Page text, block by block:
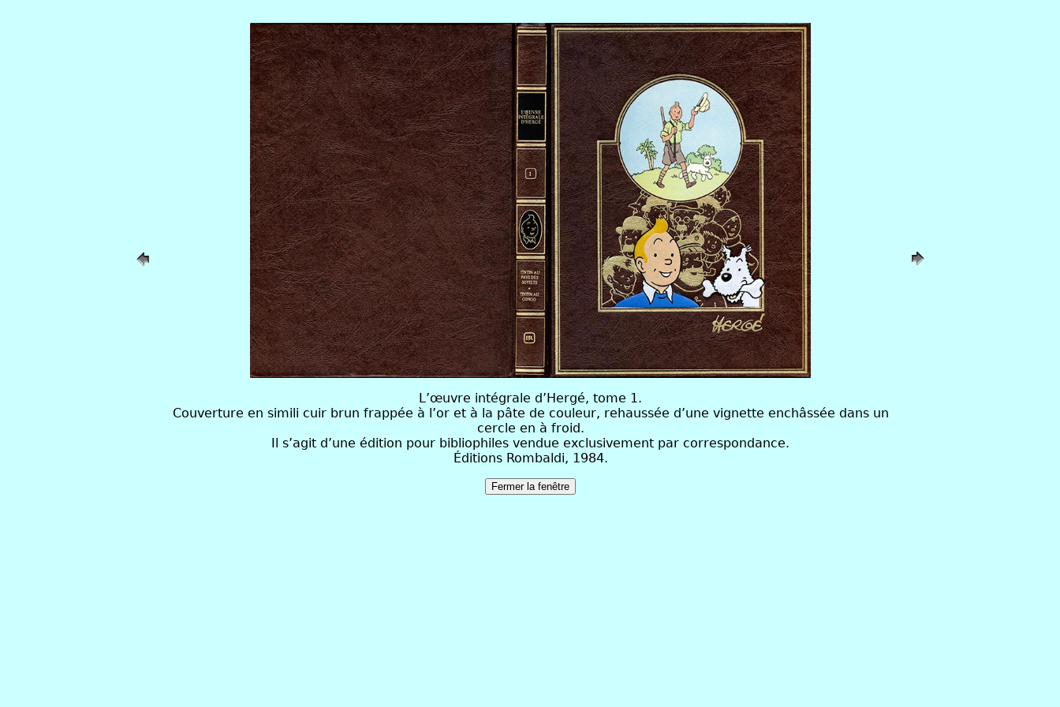
L’œuvre intégrale d’Hergé, tome 1.
Couverture en simili cuir brun frappée à l’or et à la pâte de couleur, rehaussée d’une vignette enchâssée dans un
cercle en à froid.
Il s’agit d’une édition pour bibliophiles vendue exclusivement par correspondance.
Éditions Rombaldi, 1984.